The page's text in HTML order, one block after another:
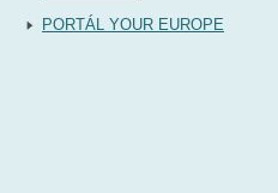
PORTÁL YOUR EUROPE